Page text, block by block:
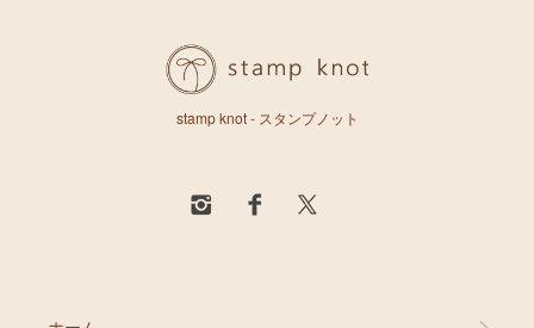
stamp knot - スタンプノット